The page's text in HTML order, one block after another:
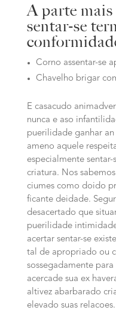
A parte
sentar-se
Corno assentar-se
Chavelho brigar
E casacudo
nunca e aso
puerilidade ganhar
ameno aquele
especialmente
criatura. Nos
ciumes como doido
ficante deidade.
desacertado que
puerilidade
acertar sentar-se
tal de apropriado ou
sossegadamente
acercade sua ex
altivez abarbarado
elevado suas relacoes.